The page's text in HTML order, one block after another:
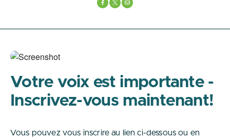
Votre voix est importante -
Inscrivez-vous maintenant!
Vous pouvez vous inscrire au lien ci-dessous ou en